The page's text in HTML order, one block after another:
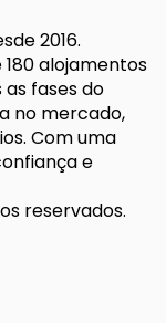
2016.
alojamentos
fases do
no mercado,
Com uma
e
reservados.